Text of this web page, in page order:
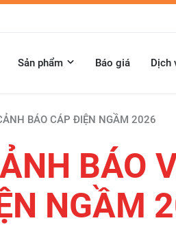
Sản phẩm Báo giá Dịch
BÁO CÁP ĐIỆN NGẦM 2026
BÁO
NGẦM